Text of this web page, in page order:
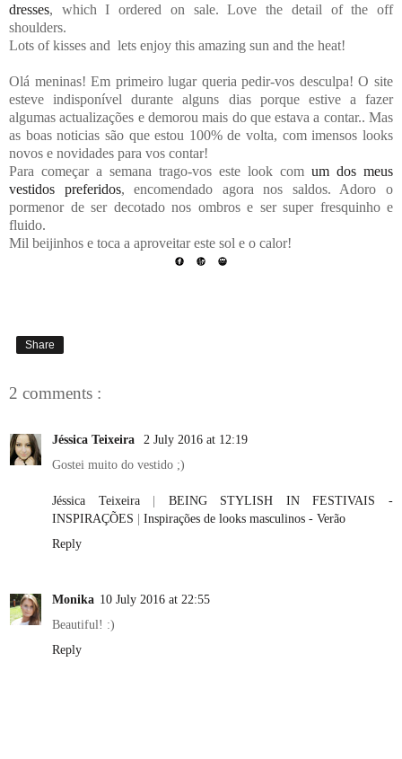
dresses, which I ordered on sale. Love the detail of the off
shoulders.
Lots of kisses and lets enjoy this amazing sun and the heat!
Olá meninas! Em primeiro lugar queria pedir-vos desculpa! O site
esteve indisponível durante alguns dias porque estive a fazer
algumas actualizações e demorou mais do que estava a contar.. Mas
as boas noticias são que estou 100% de volta, com imensos looks
novos e novidades para vos contar!
Para começar a semana trago-vos este look com um dos meus
vestidos preferidos, encomendado agora nos saldos. Adoro o
pormenor de ser decotado nos ombros e ser super fresquinho e
fluido.
Mil beijinhos e toca a aproveitar este sol e o calor!
Share
2 comments :
Jéssica Teixeira
2 July 2016 at 12:19
Gostei muito do vestido ;)
Jéssica Teixeira| BEING STYLISH IN FESTIVAIS -
INSPIRAÇÕES | Inspirações de looks masculinos - Verão
Reply
Monika 10 July 2016 at 22:55
Beautiful! :)
Reply